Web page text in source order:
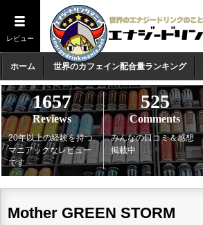
レビュー
ホーム 世界のカフェイン配合量ランキング
1657
Reviews
20年以上の経験を持つ
マニアックなレビュー
です
525
Comments
みんなの口コミ＆感想
掲載中
Mother GREEN STORM